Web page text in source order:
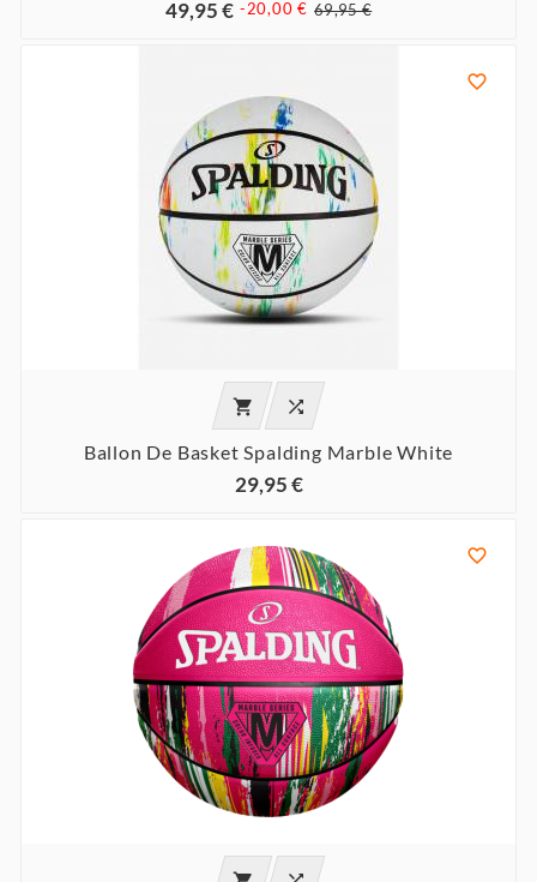
49,95 € -20,00 € 69,95 €

 
Ballon De Basket Spalding Marble White
29,95 €
